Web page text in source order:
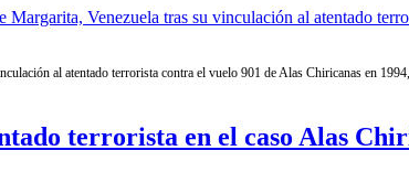
Venezuela tras su vinculación al atentado
al atentado terrorista contra el vuelo 901 de Alas Chiricanas en
terrorista en el caso Alas